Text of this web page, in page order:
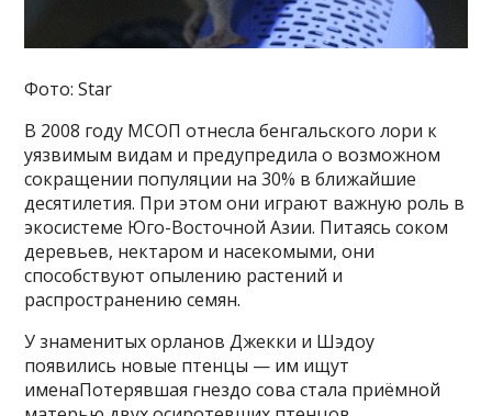
Фото: Star
В 2008 году МСОП отнесла бенгальского лори к
уязвимым видам и предупредила о возможном
сокращении популяции на 30% в ближайшие
десятилетия. При этом они играют важную роль в
экосистеме Юго-Восточной Азии. Питаясь соком
деревьев, нектаром и насекомыми, они
способствуют опылению растений и
распространению семян.
У знаменитых орланов Джекки и Шэдоу
появились новые птенцы — им ищут
именаПотерявшая гнездо сова стала приёмной